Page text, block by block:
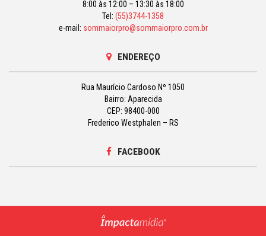
8:00 às 12:00 – 13:30 às 18:00
Tel: (55)3744-1358
e-mail: sommaiorpro@sommaiorpro.com.br
ENDEREÇO
Rua Maurício Cardoso Nº 1050
Bairro: Aparecida
CEP: 98400-000
Frederico Westphalen – RS
FACEBOOK